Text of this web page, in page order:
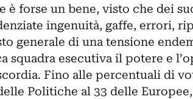
è forse un bene, visto che dei
ingenuità, gaffe, errori,
generale di una tensione
squadra esecutiva il potere e
Fino alle percentuali di
Politiche al 33 delle